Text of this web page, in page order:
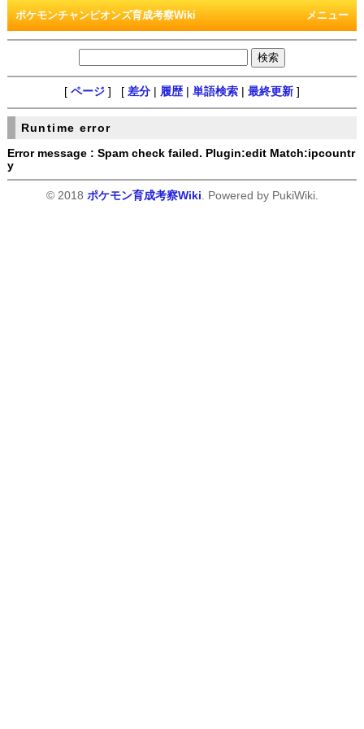
メニュー
ポケモンチャンピオンズ育成考察Wiki
[ ページ ] [ 差分 履歴 単語検索 最終更新 ]
Runtime error
Error message : Spam check failed. Plugin:edit Match:ipcountr
y
© 2018 ポケモン育成考察Wiki . Powered by PukiWiki.